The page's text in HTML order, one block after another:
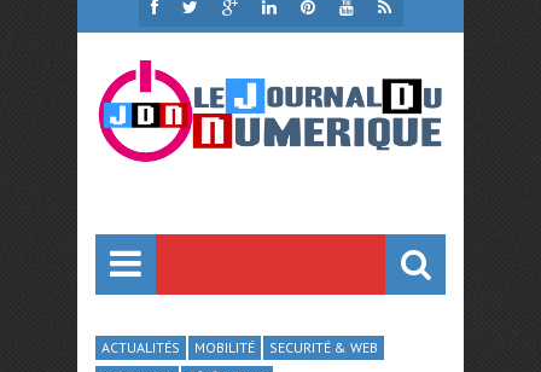
ACTUALITÉS MOBILITÉ
SECURITÉ & WEB